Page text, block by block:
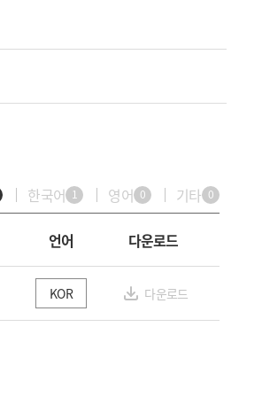
한국어 1 영어 0 기타 0
언어
KOR
다운로드
다운로드